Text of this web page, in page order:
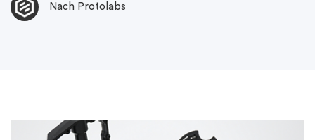
Nach Protolabs